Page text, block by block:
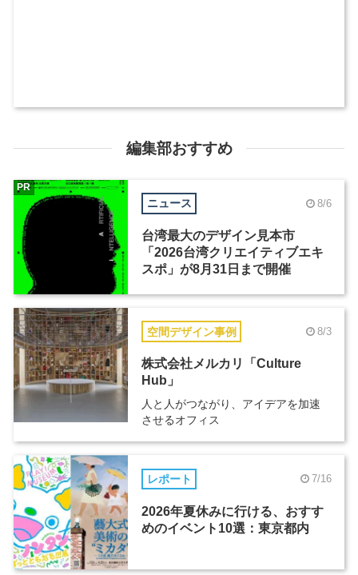
編集部おすすめ
ニュース 8/6
台湾最大のデザイン見本市
「2026台湾クリエイティブエキ
スポ」が8月31日まで開催
PR
空間デザイン事例 8/3
株式会社メルカリ「Culture
Hub」
人と人がつながり、アイデアを加速
させるオフィス
レポート 7/16
2026年夏休みに行ける、おすす
めのイベント10選：東京都内